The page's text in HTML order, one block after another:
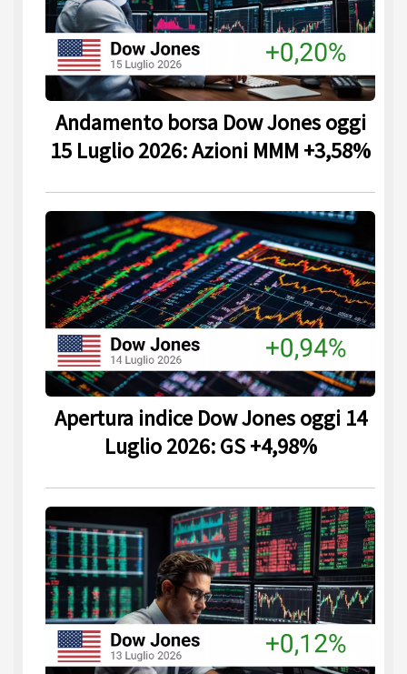
Andamento borsa Dow Jones oggi
15 Luglio 2026: Azioni MMM +3,58%
Apertura indice Dow Jones oggi 14
Luglio 2026: GS +4,98%